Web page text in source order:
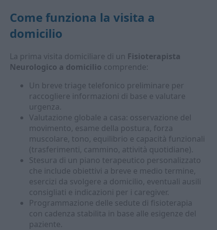
Come funziona la visita a
domicilio
La prima visita domiciliare di un Fisioterapista
Neurologico a domicilio comprende:
Un breve triage telefonico preliminare per
raccogliere informazioni di base e valutare
urgenza.
Valutazione globale a casa: osservazione del
movimento, esame della postura, forza
muscolare, tono, equilibrio e capacità funzionali
(trasferimenti, cammino, attività quotidiane).
Stesura di un piano terapeutico personalizzato
che include obiettivi a breve e medio termine,
esercizi da svolgere a domicilio, eventuali ausili
consigliati e indicazioni per i caregiver.
Programmazione delle sedute di fisioterapia
con cadenza stabilita in base alle esigenze del
paziente.